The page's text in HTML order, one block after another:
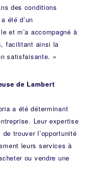
des conditions
été d’un
et m’a accompagné à
facilitant ainsi la
satisfaisante. »
de Lambert
a été déterminant
Leur expertise
trouver l’opportunité
leurs services à
ou vendre une